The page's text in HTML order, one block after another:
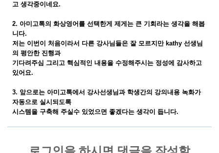
고 생각중이네요.
2. 아미고톡의 화상영어를 선택한게 제게는 큰 기회라는 생각을 해봅
니다.
저는 이번이 처음이라서 다른 강사님들은 잘 모르지만 kathy 선생님
의 평안한 진행과
기다려주심 그리고 핵심적인 내용을 수정해주시는 정성에 감사하고
있어요.
3. 앞으로는 아미고톡에서 강사선생님과 학생간의 강의내용 녹화가
자동으로 실시되도록
시스템을 구축해 주실수 있었으면 좋겠다는 생각이 듭니다.